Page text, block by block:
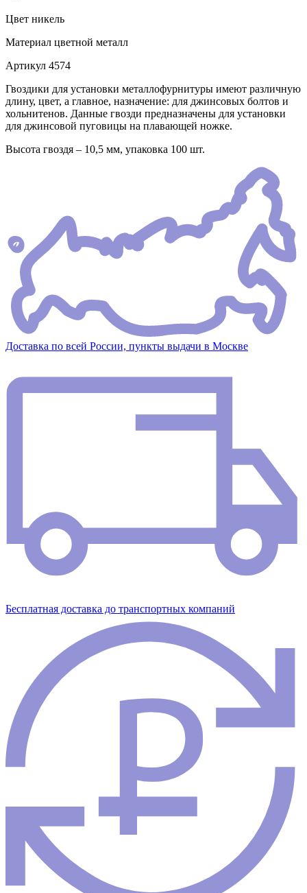
Цвет никель
Материал цветной металл
Артикул 4574
Гвоздики для установки металлофурнитуры имеют различную
длину, цвет, а главное, назначение: для джинсовых болтов и
хольнитенов. Данные гвозди предназначены для установки
для джинсовой пуговицы на плавающей ножке.
Высота гвоздя – 10,5 мм, упаковка 100 шт.
Доставка по всей России, пункты выдачи в Москве
Бесплатная доставка до транспортных компаний